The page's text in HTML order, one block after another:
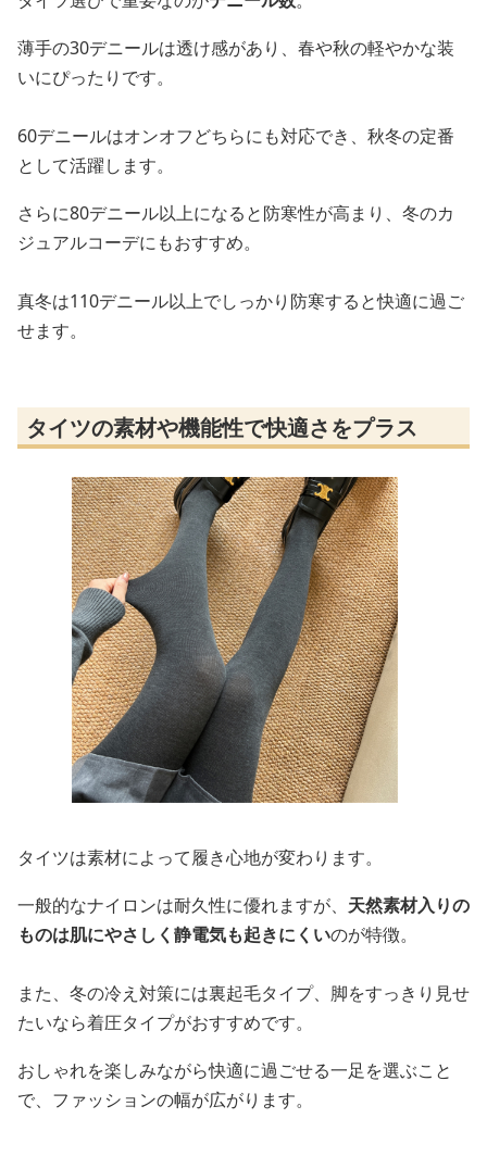
薄手の30デニールは透け感があり、春や秋の軽やかな装
いにぴったりです。
60デニールはオンオフどちらにも対応でき、秋冬の定番
として活躍します。
さらに80デニール以上になると防寒性が高まり、冬のカ
ジュアルコーデにもおすすめ。
真冬は110デニール以上でしっかり防寒すると快適に過ご
せます。
タイツの素材や機能性で快適さをプラス
タイツは素材によって履き心地が変わります。
一般的なナイロンは耐久性に優れますが、 天然素材入りの
ものは肌にやさしく静電気も起きにくいのが特徴。
また、冬の冷え対策には裏起毛タイプ、脚をすっきり見せ
たいなら着圧タイプがおすすめです。
おしゃれを楽しみながら快適に過ごせる一足を選ぶこと
で、ファッションの幅が広がります。